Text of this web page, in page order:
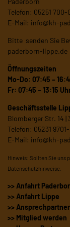
Telefon: 05251 700-
E-Mail: info@kh-
Bitte senden Sie
paderborn-lippe.de
Öffnungszeiten
Mo-Do: 07:45 –
Fr: 07:45 – 13:15
Geschäftsstelle
Blomberger Str. 14 |
Telefon: 05231
E-Mail: info@kh-
Hinweis: Sollten Sie uns
Datenschutzhinweise
>> Anfahrt
>> Anfahrt Lippe
>> Ansprechpartner
>> Mitglied werden